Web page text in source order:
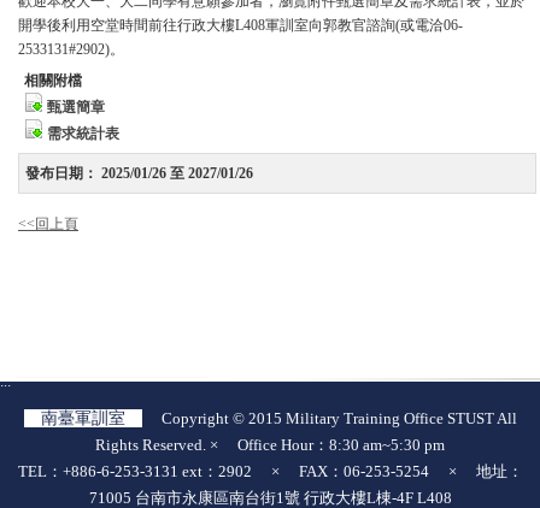
開學後利用空堂時間前往行政大樓L408軍訓室向郭教官諮詢(或電洽06-
2533131#2902)。
相關附檔
甄選簡章
需求統計表
發布日期： 2025/01/26 至 2027/01/26
<<回上頁
:::
南臺軍訓室
Copyright © 2015 Military Training Office STUST All
Rights Reserved. × Office Hour：8:30 am~5:30 pm
TEL：+886-6-253-3131 ext：2902 × FAX：06-253-5254 × 地址：
71005 台南市永康區南台街1號 行政大樓L棟-4F L408